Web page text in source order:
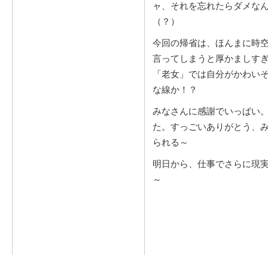
ャ、それを忘れたらダメな
（？）
今回の帰省は、ほんまに時
言ってしまうと厚かましす
「老女」では自分がかわい
な線か！？
みなさんに感謝でいっぱい
た。すっごいありがとう、
られる～
明日から、仕事でさらに現
～